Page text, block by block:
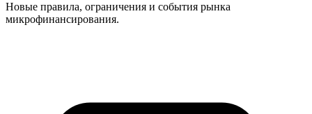
Новые правила, ограничения и события рынка
микрофинансирования.